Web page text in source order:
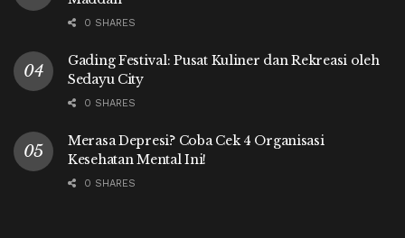
0 SHARES
Gading Festival: Pusat Kuliner dan Rekreasi oleh
Sedayu City
0 SHARES
Merasa Depresi? Coba Cek 4 Organisasi
Kesehatan Mental Ini!
0 SHARES